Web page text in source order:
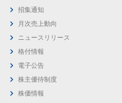
招集通知
月次売上動向
ニュースリリース
格付情報
電子公告
株主優待制度
株価情報